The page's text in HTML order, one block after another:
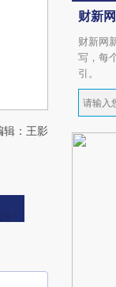
辑：王影
财新
财新网
写，每
引。